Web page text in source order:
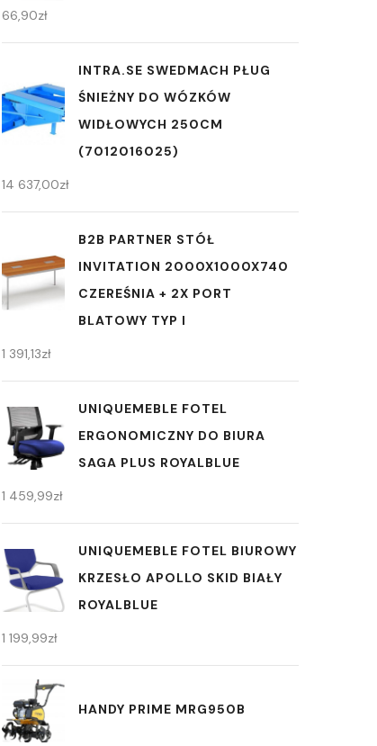
66,90zł
INTRA.SE SWEDMACH PŁUG
ŚNIEŻNY DO WÓZKÓW
WIDŁOWYCH 250CM
(7012016025)
14 637,00zł
B2B PARTNER STÓŁ
INVITATION 2000X1000X740
CZEREŚNIA + 2X PORT
BLATOWY TYP I
1 391,13zł
UNIQUEMEBLE FOTEL
ERGONOMICZNY DO BIURA
SAGA PLUS ROYALBLUE
1 459,99zł
UNIQUEMEBLE FOTEL BIUROWY
KRZESŁO APOLLO SKID BIAŁY
ROYALBLUE
1 199,99zł
HANDY PRIME MRG950B